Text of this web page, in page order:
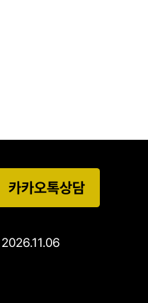
카카오톡상담